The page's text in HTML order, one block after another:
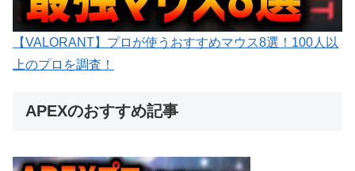
【VALORANT】プロが使うおすすめマウス8選！100人以
上のプロを調査！
APEXのおすすめ記事